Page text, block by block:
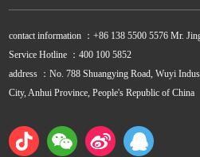
contact information ：+86 138 5500 5576 Mr.
Service Hotline ：400 100 5852
address ：No. 788 Shuangying Road, Wuyi
City, Anhui Province, People's Republic of China